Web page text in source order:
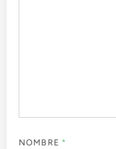
NOMBRE *